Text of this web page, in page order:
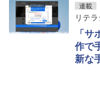
連載
リテ
「
作で
新な